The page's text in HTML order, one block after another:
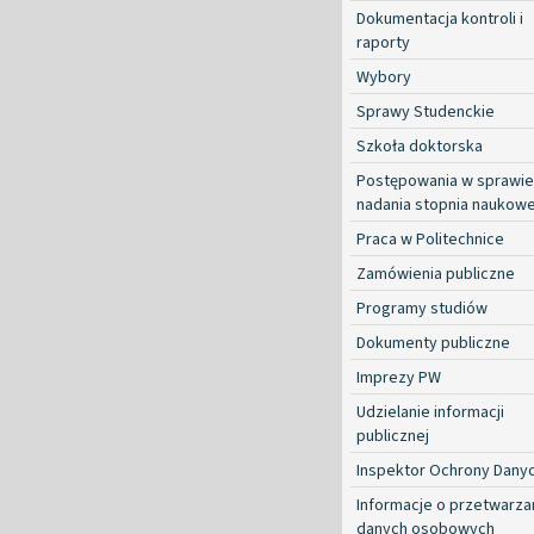
Dokumentacja kontroli i
raporty
Wybory
Sprawy Studenckie
Szkoła doktorska
Postępowania w sprawie
nadania stopnia
Praca w Politechnice
Zamówienia publiczne
Programy studiów
Dokumenty publiczne
Imprezy PW
Udzielanie informacji
publicznej
Inspektor Ochrony
Informacje o
danych osobowych